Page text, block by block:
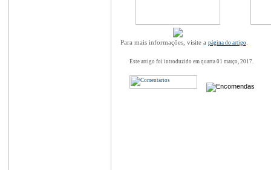
Para mais informações, visite a página do artigo.
Este artigo foi introduzido em quarta 01 março, 2017.